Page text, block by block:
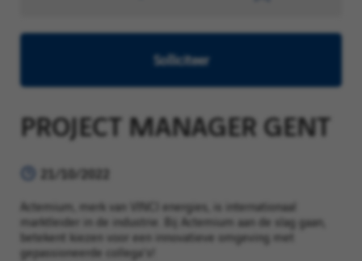
Solliciteer
PROJECT MANAGER GENT
21/10/2022
Actemium, merk van VINCI energies, is internationaal
marktleider in de industrie. Bij Actemium aan de slag gaan,
betekent kiezen voor een innovatieve omgeving met
gepassioneerde collega's!